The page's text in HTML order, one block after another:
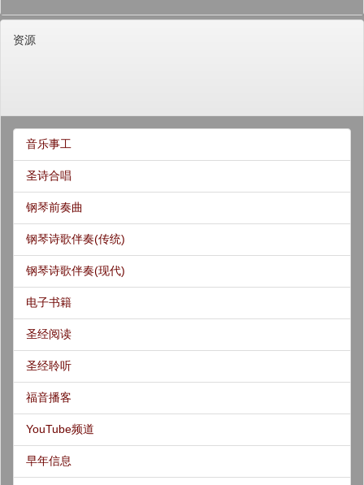
资源
音乐事工
圣诗合唱
钢琴前奏曲
钢琴诗歌伴奏(传统)
钢琴诗歌伴奏(现代)
电子书籍
圣经阅读
圣经聆听
福音播客
YouTube频道
早年信息